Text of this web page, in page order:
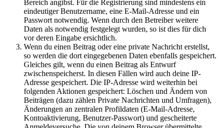
Bereich angibst. Für die Registrierung sind mindestens ein
eindeutiger Benutzername, eine E-Mail-Adresse und ein
Passwort notwendig. Wenn durch den Betreiber weitere
Daten als notwendig festgelegt wurden, so ist dies für dich
vor deren Eingabe ersichtlich.
Wenn du einen Beitrag oder eine private Nachricht erstellst,
so werden die dort eingegebenen Daten ebenfalls gespeichert.
Gleiches gilt, wenn du einen Beitrag als Entwurf
zwischenspeicherst. In diesen Fällen wird auch deine IP-
Adresse gespeichert. Die IP-Adresse wird weiterhin bei
folgenden Aktionen gespeichert: Löschen und Ändern von
Beiträgen (dazu zählen Private Nachrichten und Umfragen),
Änderungen an zentralen Profildaten (E-Mail-Adresse,
Kontoaktivierung, Benutzer-Passwort) und gescheiterte